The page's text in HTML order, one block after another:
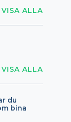
VISA ALLA
VISA ALLA
du
bina